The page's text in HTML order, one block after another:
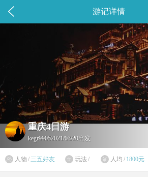
 游记详情
重庆4日游
kegr99052021/03/20出发
 人物 / 三五好友  玩法 /  人均 / 1800元